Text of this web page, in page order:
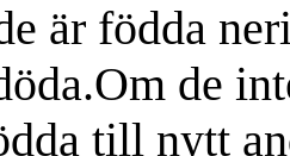
är födda
de
till nytt